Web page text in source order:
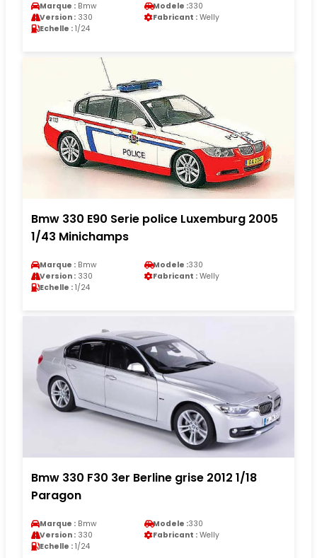
Marque : Bmw Modele :330
Version : 330 Fabricant : Welly
Echelle : 1/24
Bmw 330 E90 Serie police Luxemburg 2005
1/43 Minichamps
Marque : Bmw Modele :330
Version : 330 Fabricant : Welly
Echelle : 1/24
Bmw 330 F30 3er Berline grise 2012 1/18
Paragon
Marque : Bmw Modele :330
Version : 330 Fabricant : Welly
Echelle : 1/24